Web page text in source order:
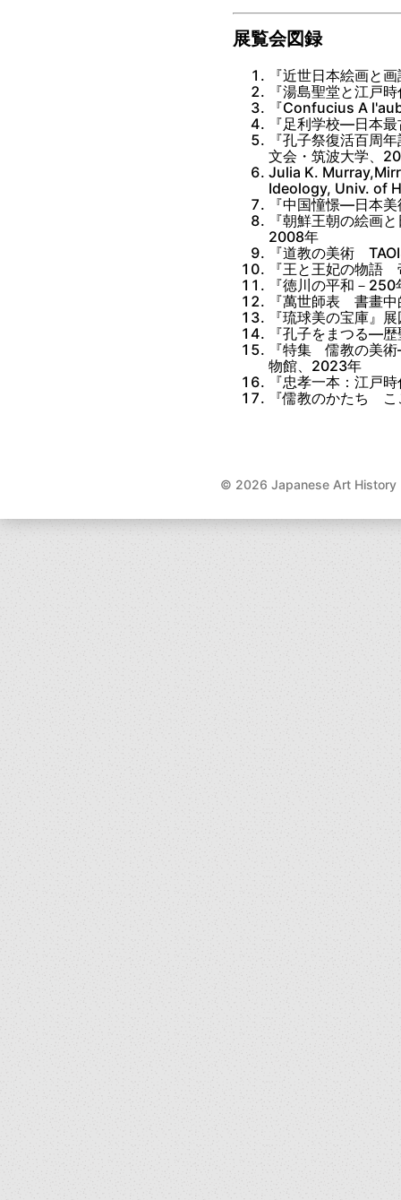
展覧会図録
『近世日本絵画と
『湯島聖堂と江戸
『Confucius A
『足利学校―日本
『孔子祭復活百周
文会・筑波大学、
Julia K.
Ideology, Univ. of
『中国憧憬―日本
『朝鮮王朝の絵画
2008年
『道教の美術
『王と王妃の物語
『徳川の平和－
『萬世師表 書畫
『琉球美の宝庫』
『孔子をまつる―
『特集 儒教の美
物館、2023年
『忠孝一本：江戸
『儒教のかたち
© 2026 Japanese Art History